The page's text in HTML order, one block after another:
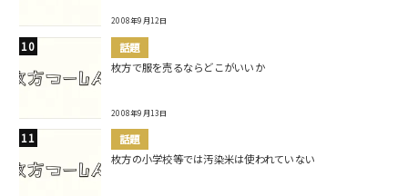
2008年9月12日
話題
枚方で服を売るならどこがいいか
2008年9月13日
話題
枚方の小学校等では汚染米は使われていない